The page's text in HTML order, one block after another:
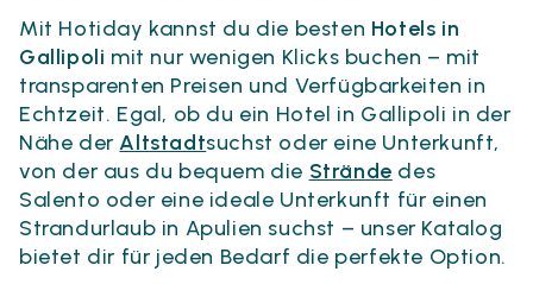
Mit Hotiday kannst du die besten Hotels in
Gallipoli mit nur wenigen Klicks buchen – mit
transparenten Preisen und Verfügbarkeiten in
Echtzeit. Egal, ob du ein Hotel in Gallipoli in der
Nähe derAltstadtsuchst oder eine Unterkunft,
von der aus du bequem die Strände des
Salento oder eine ideale Unterkunft für einen
Strandurlaub in Apulien suchst – unser Katalog
bietet dir für jeden Bedarf die perfekte Option.